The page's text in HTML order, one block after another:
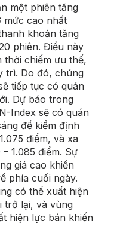
một phiên tăng
mức cao nhất
khoản tăng
phiên. Điều này
thời chiếm ưu thế,
trì. Do đó, chúng
tiếp tục có quán
Dự báo trong
Index sẽ có quán
để kiểm định
điểm, và xa
1.085 điểm. Sự
giá cao khiến
phía cuối ngày.
có thể xuất hiện
trở lại, và vùng
hiện lực bán khiến